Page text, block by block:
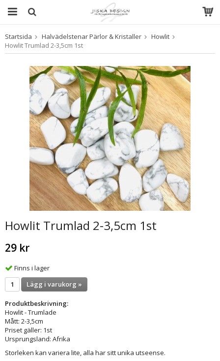
Produkten har blivit tillagd i varukorgen
Startsida Halvädelstenar Pärlor & Kristaller
Howlit
Howlit Trumlad 2-3,5cm 1st
Howlit Trumlad 2-3,5cm 1st
29 kr
Finns i lager
Lägg i varukorg »
Produktbeskrivning:
Howlit - Trumlade
Mått: 2-3,5cm
Priset gäller: 1st
Ursprungsland: Afrika
Storleken kan variera lite, alla har sitt unika utseense.